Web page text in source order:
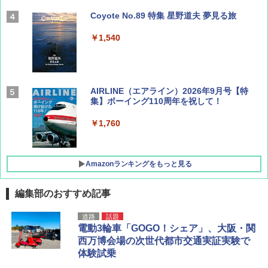
Coyote No.89 特集 星野道夫 夢見る旅
￥1,540
AIRLINE（エアライン）2026年9月号【特
集】ボーイング110周年を祝して！
￥1,760
Amazonランキングをもっと見る
D40 地球の歩き方 チェンマイ タイ北部の魅
力的な町 2026～2027 地球の歩き方D アジア
￥2,079
[キャンパーズコレクション 山善] ポップアッ
プテント 傘みたいに広げて畳める パッとサ
ッとサンシェード キューブ フルクローズ メ
ッシュ 簡単設置 ワンタッチテント キャンプ
&ハイキング カーキ PATC-150(KH)
GRANDOOR ステンレス保冷剤 2個セット 2
026リニューアル 急速冷凍 空間倍増 衛生的
コンパクト 保冷力長持ち
￥2,980
編集部のおすすめ記事
道路 話題
電動3輪車「GOGO！シェア」、大阪・関
西万博会場の次世代都市交通実証実験で
体験試乗